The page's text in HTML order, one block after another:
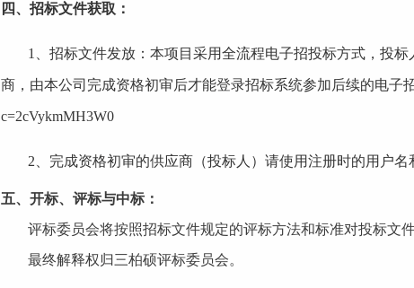
四、招标文件获取：
1、招标文件发放：本项目采用全流程电子招投标方式，投
商，由本公司完成资格初审后才能登录招标系统参加后续的电子
c=2cVykmMH3W0
2、完成资格初审的供应商（投标人）请使用注册时的用户名
五、开标、评标与中标：
评标委员会将按照招标文件规定的评标方法和标准对投标文件
最终解释权归三柏硕评标委员会。